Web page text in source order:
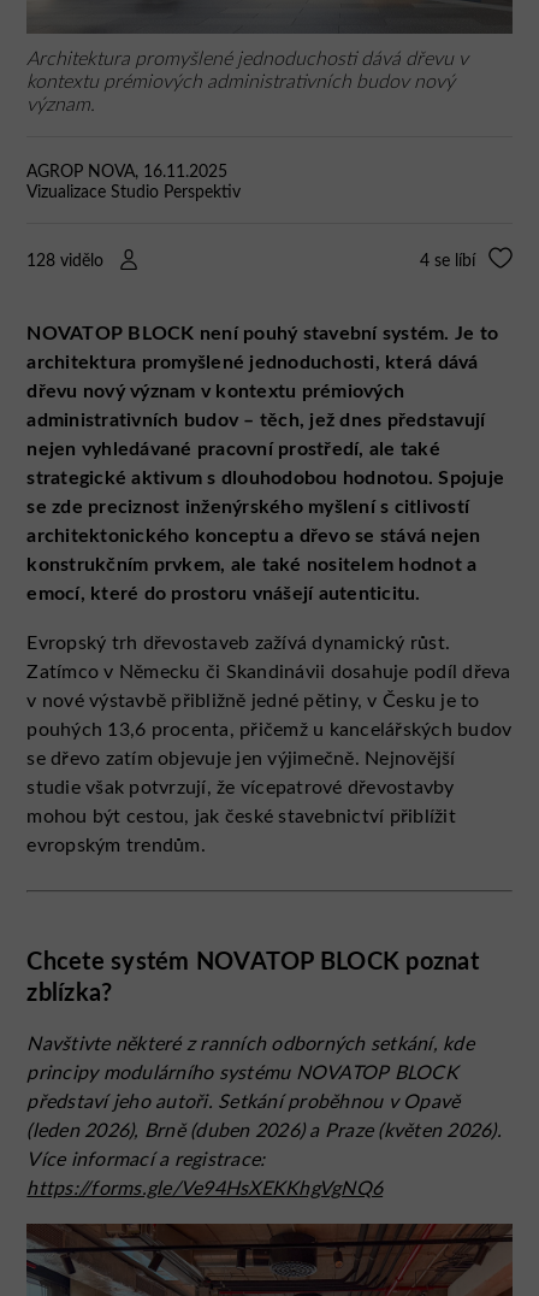
Architektura promyšlené jednoduchosti dává dřevu v
kontextu prémiových administrativních budov nový
význam.
AGROP NOVA, 16.11.2025
Vizualizace Studio Perspektiv
128 vidělo 4 se líbí
NOVATOP BLOCK není pouhý stavební systém. Je to
architektura promyšlené jednoduchosti, která dává
dřevu nový význam v kontextu prémiových
administrativních budov – těch, jež dnes představují
nejen vyhledávané pracovní prostředí, ale také
strategické aktivum s dlouhodobou hodnotou. Spojuje
se zde preciznost inženýrského myšlení s citlivostí
architektonického konceptu a dřevo se stává nejen
konstrukčním prvkem, ale také nositelem hodnot a
emocí, které do prostoru vnášejí autenticitu.
Evropský trh dřevostaveb zažívá dynamický růst.
Zatímco v Německu či Skandinávii dosahuje podíl dřeva
v nové výstavbě přibližně jedné pětiny, v Česku je to
pouhých 13,6 procenta, přičemž u kancelářských budov
se dřevo zatím objevuje jen výjimečně. Nejnovější
studie však potvrzují, že vícepatrové dřevostavby
mohou být cestou, jak české stavebnictví přiblížit
evropským trendům.
Chcete systém NOVATOP BLOCK poznat
zblízka?
Navštivte některé z ranních odborných setkání, kde
principy modulárního systému NOVATOP BLOCK
představí jeho autoři. Setkání proběhnou v Opavě
(leden 2026), Brně (duben 2026) a Praze (květen 2026).
Více informací a registrace:
https://forms.gle/Ve94HsXEKKhgVgNQ6